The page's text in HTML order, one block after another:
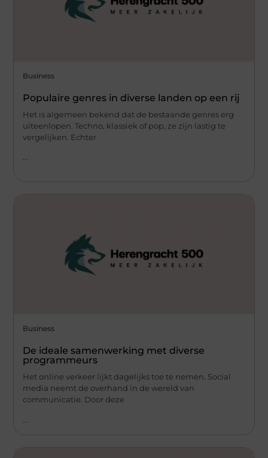
Business
Populaire genres in diverse landen op een rij
Het is algemeen bekend dat de bestaande genres erg
uiteenlopen. Techno, klassiek of pop, ze zijn lastig te
vergelijken. Echter
Business
De ideale samenwerking met diverse
programmeurs
Het online verkeer lijkt dagelijks toe te nemen. Social
media neemt de overhand in de wereld van
communicatie. Door deze